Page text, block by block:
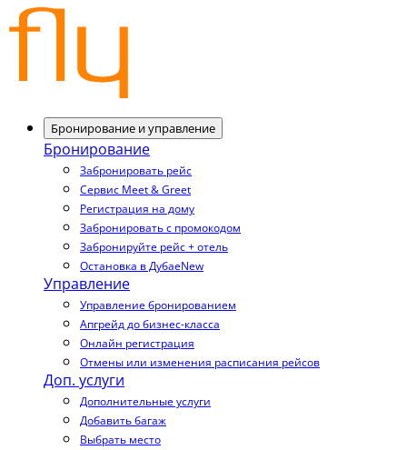
Бронирование и управление
Бронирование
Забронировать рейс
Сервис Meet & Greet
Регистрация на дому
Забронировать с промокодом
Забронируйте рейс + отель
Остановка в ДубаеNew
Управление
Управление бронированием
Апгрейд до бизнес-класса
Онлайн регистрация
Отмены или изменения расписания рейсов
Доп. услуги
Дополнительные услуги
Добавить багаж
Выбрать место